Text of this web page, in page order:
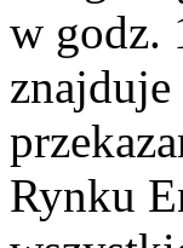
w godz.
Rynku